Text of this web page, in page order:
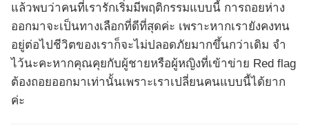
แล้วพบว่าคนที่เรารักเริ่มมีพฤติกรรมแบบนี้ การถอยห่าง
ออกมาจะเป็นทางเลือกที่ดีที่สุดค่ะ เพราะหากเรายังคงทน
อยู่ต่อไปชีวิตของเราก็จะไม่ปลอดภัยมากขึ้นกว่าเดิม จำ
ไว้นะคะหากคุณคุยกับผู้ชายหรือผู้หญิงที่เข้าข่าย Red flag
ต้องถอยออกมาเท่านั้นเพราะเราเปลี่ยนคนแบบนี้ได้ยาก
ค่ะ